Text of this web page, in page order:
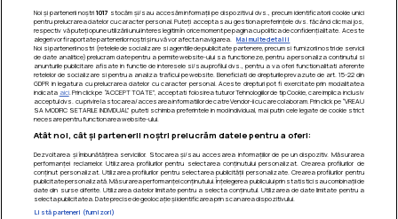
Îmi place Distribuie
Noi și partenerii noștri 1017 stocăm și/sau accesăm informații pe dispozitivul dvs., precum identificatorii cookie unici
pentru prelucrarea datelor cu caracter personal. Puteți accepta sau gestiona preferințele dvs. făcând clic mai jos,
respectiv vă puteți opune utilizării unui interes legitim în orice moment pe pagina cu politica de confidențialitate. Aceste
alegeri vor fi raportate partenerilor noștri și nu vă vor afecta navigarea.
Mai multe detalii
Noi si partenerii nostri (retelele de socializare si agentiile de publicitate partenere, precum si furnizorii nostri de servicii
de date analitice) prelucram date pentru a permite website-ului sa functioneze, pentru a personaliza continutul si
anunturile publicitare afisate in functie de interesele si/sau profilul dvs., pentru a va oferi functionalitati aferente
retelelor de socializare si pentru a analiza traficul pe website. Beneficiati de drepturile prevazute de art. 15-22 din
GDPR in legatura cu prelucrarea datelor cu caracter personal. Aceste drepturi pot fi exercitate prin modalitatea
indicata aici. Prin click pe “ACCEPT TOATE”, acceptati folosirea tuturor Tehnologiilor de tip Cookie, care implica inclusiv
acceptul dvs. cu privire la stocarea/accesarea informatiilor de catre Vendor-ii cu care colaboram. Prin click pe “VREAU
SA MODIFIC SETARILE INDIVIDUAL” puteti schimba preferintele in mod individual, mai putin cele legate de cookie strict
necesare pentru functionarea website-ului.
Atât noi, cât și partenerii noștri prelucrăm datele pentru a oferi:
Dezvoltarea și îmbunătățirea serviciilor. Stocarea și/sau accesarea informațiilor de pe un dispozitiv. Măsurarea
performanței reclamelor. Utilizarea profilurilor pentru selectarea conținutului personalizat. Crearea profilurilor de
conținut personalizat. Utilizarea profilurilor pentru selectarea publicității personalizate. Crearea profilurilor pentru
publicitate personalizată. Măsurarea performanței conținutului. Înțelegerea publicului prin statistici sau combinații de
date din surse diferite. Utilizarea datelor limitate pentru a selecta conținutul. Utilizarea de date limitate pentru a
selecta publicitatea. Date precise de geolocație și identificarea prin scanarea dispozitivului.
Listă parteneri (furnizori)